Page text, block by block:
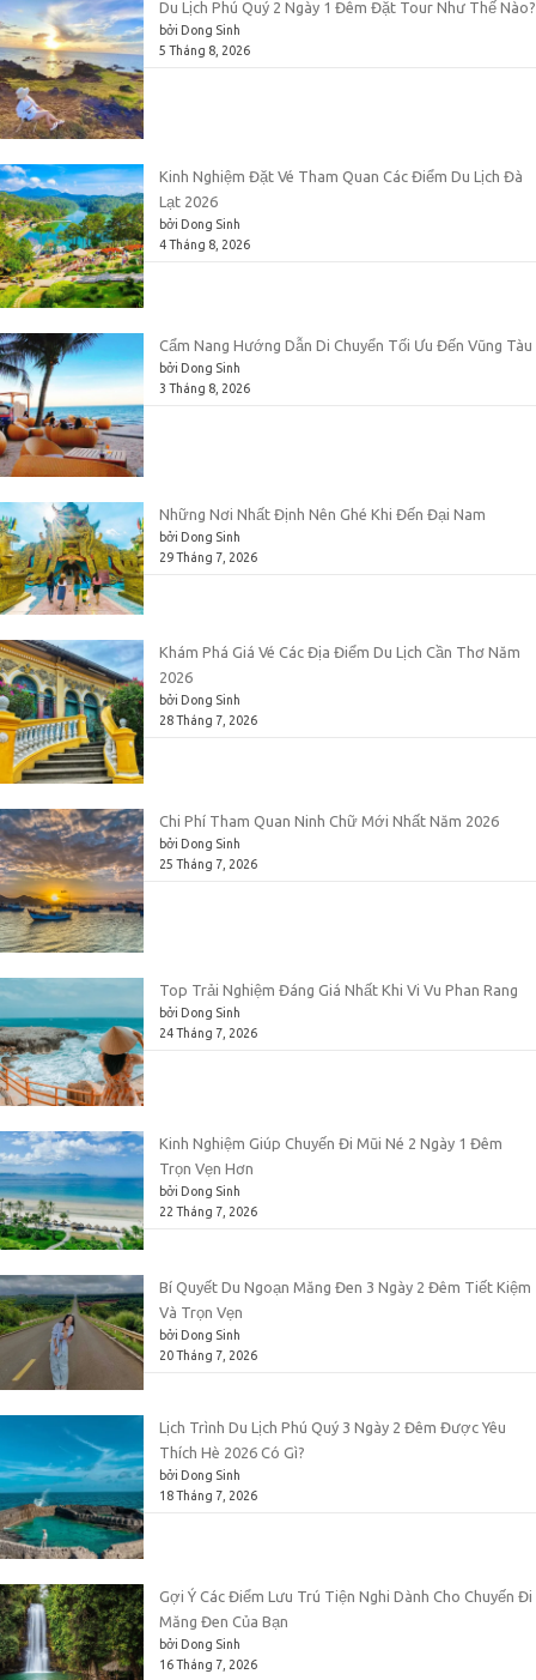
Du Lịch Phú Quý 2 Ngày 1 Đêm Đặt Tour Như Thế Nào?
bởi Dong Sinh
5 Tháng 8, 2026
Kinh Nghiệm Đặt Vé Tham Quan Các Điểm Du Lịch Đà
Lạt 2026
bởi Dong Sinh
4 Tháng 8, 2026
Cẩm Nang Hướng Dẫn Di Chuyển Tối Ưu Đến Vũng Tàu
bởi Dong Sinh
3 Tháng 8, 2026
Những Nơi Nhất Định Nên Ghé Khi Đến Đại Nam
bởi Dong Sinh
29 Tháng 7, 2026
Khám Phá Giá Vé Các Địa Điểm Du Lịch Cần Thơ Năm
2026
bởi Dong Sinh
28 Tháng 7, 2026
Chi Phí Tham Quan Ninh Chữ Mới Nhất Năm 2026
bởi Dong Sinh
25 Tháng 7, 2026
Top Trải Nghiệm Đáng Giá Nhất Khi Vi Vu Phan Rang
bởi Dong Sinh
24 Tháng 7, 2026
Kinh Nghiệm Giúp Chuyến Đi Mũi Né 2 Ngày 1 Đêm
Trọn Vẹn Hơn
bởi Dong Sinh
22 Tháng 7, 2026
Bí Quyết Du Ngoạn Măng Đen 3 Ngày 2 Đêm Tiết Kiệm
Và Trọn Vẹn
bởi Dong Sinh
20 Tháng 7, 2026
Lịch Trình Du Lịch Phú Quý 3 Ngày 2 Đêm Được Yêu
Thích Hè 2026 Có Gì?
bởi Dong Sinh
18 Tháng 7, 2026
Gợi Ý Các Điểm Lưu Trú Tiện Nghi Dành Cho Chuyến Đi
Măng Đen Của Bạn
bởi Dong Sinh
16 Tháng 7, 2026